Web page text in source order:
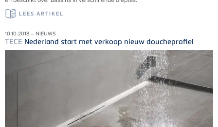
LEES ARTIKEL
10.10.2018 – NIEUWS
TECE Nederland start met verkoop nieuw doucheprofiel